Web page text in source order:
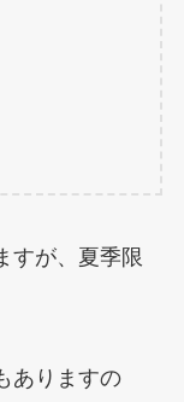
すが、夏季限
ありますの